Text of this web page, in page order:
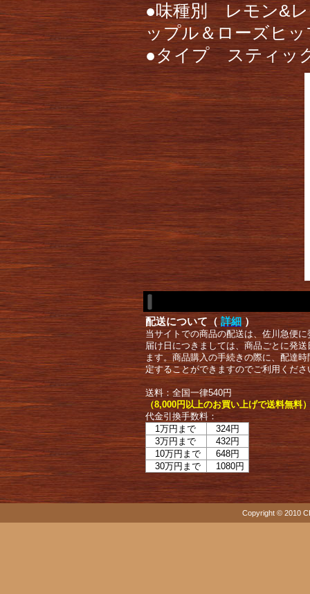
●味種別 レモン&レ
ップル＆ローズヒ
●タイプ スティッ
配送について（ 詳細 ）
当サイトでの商品の配送は、佐川急便
届け日につきましては、商品ごとに発
ます。商品購入の手続きの際に、配達
定することができますのでご利用くださ
送料：全国一律540円
（8,000円以上のお買い上げで送料無料
代金引換手数料：
1万円まで
324円
3万円まで
432円
10万円まで
648円
30万円まで
1080円
Copyright © 2010